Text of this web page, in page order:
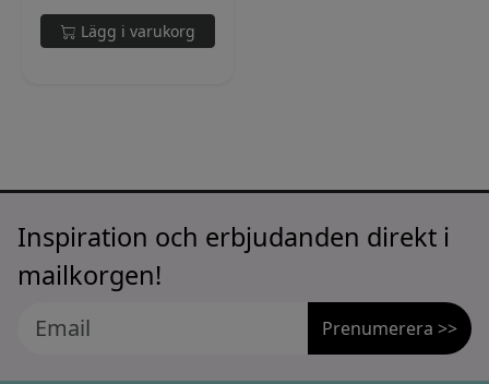
Lägg i varukorg
Inspiration och erbjudanden direkt i
mailkorgen!
Prenumerera >>